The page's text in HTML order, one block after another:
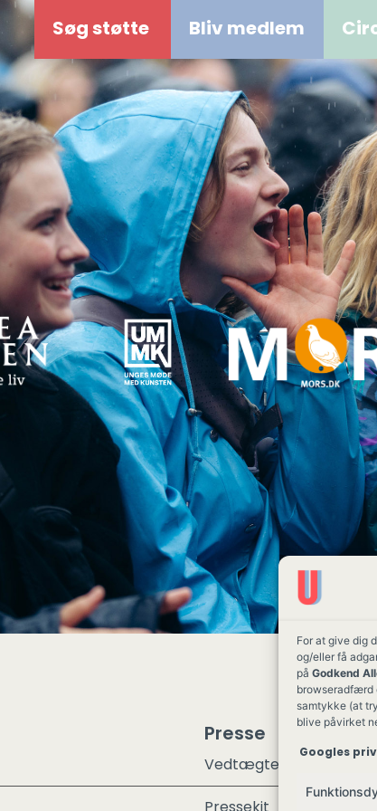
For at give dig
og/eller få
på Godkend
browseradfærd
samtykke (at
blive påvirket
Googles
Søg støtte Bliv medlem
Presse
Vedtægter